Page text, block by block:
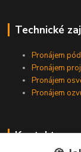
Technické
Pronájem
Pronájem
Pronájem
Pronájem
Kontakty